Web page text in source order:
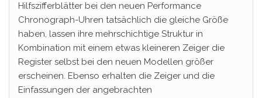
Hilfszifferblätter bei den neuen Performance
Chronograph-Uhren tatsächlich die gleiche Größe
haben, lassen ihre mehrschichtige Struktur in
Kombination mit einem etwas kleineren Zeiger die
Register selbst bei den neuen Modellen größer
erscheinen. Ebenso erhalten die Zeiger und die
Einfassungen der angebrachten